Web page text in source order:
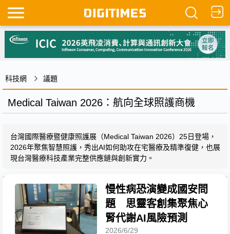
科技網 議題
Medical Taiwan 2026：航向全球照護商機
台灣國際醫療暨健康照護展（Medical Taiwan 2026）25日登場，
2026年聚焦智慧照護，秀出AI如何助攻在宅醫療及精準復健，也展
現台灣醫療科技產業完整供應鏈與創新實力。
慢性病恐演變成國安問
題 思靈客創集聚焦心
腎代謝AI風險預測
2026/6/29